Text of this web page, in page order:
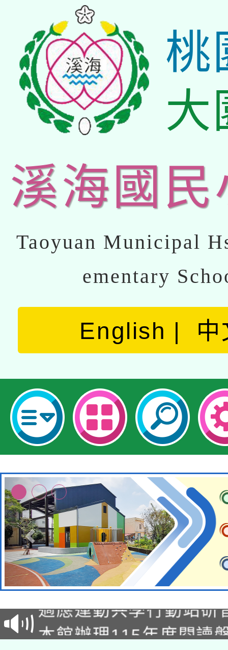
桃
大
溪海國民
Taoyuan Municipal
ementary
English 中
本校115學年度第2次
招甄選結果公告(無人
招)
本館辦理115年度閱讀